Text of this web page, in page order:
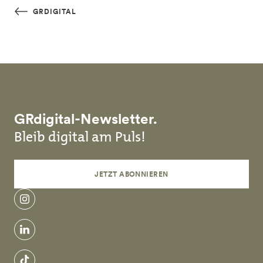
Skip to main content
GRDIGITAL
GRdigital-Newsletter.
Bleib digital am Puls!
JETZT ABONNIEREN
instagram
linkedin